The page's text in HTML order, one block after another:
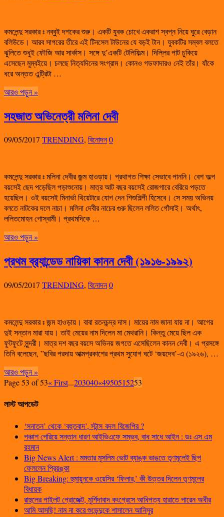
কমলেন্দু সরকার ঃ নব্বুই দশকের শুরু। একটি যুবক চোখে একরাশ স্বপ্ন নিয়ে ঘুরে বেড়ান
বলিউডে। আরব সাগরের তীরে এই টিনসেল টাউনের যে বড়ই টান। যুবকটির সম্বল বলতে
ঝুলিতে শুধুই ফৌজি আর সার্কাস। সঙ্গে দু’একটি টেলিফিল্ম। দিল্লির পাট চুকিয়ে
এসেছেন মুম্বইয়ে। চলছে নিত্যদিনের সংগ্রাম। কোনও গডফাদারও নেই তাঁর। যাঁকে
ধরে অন্তত এন্ট্রিটা …
আরও পড়ুন »
সহজাত অভিনেত্রী মলিনা দেবী
09/05/2017 TRENDING, বিনোদন0
কমলেন্দু সরকার ঃ মলিনা দেবীর জন্ম হাওড়ায়। প্রথাগত শিক্ষা সেভাবে পাননি। বেশ অল্প
বয়সেই ছেদ পড়েছিল পড়াশুনোয়। মাত্র আট বছর বয়সেই রোজগারে বেরিয়ে পড়তে
হয়েছিল। ওই বয়সেই মিনার্ভা থিয়েটারে যোগ দেন শিশুশিল্পী হিসেবে। সে সময় অভিনয়
বলতে নাটকের দলে নাচা। মলিনা দেবীর নাচের গুরু ছিলেন ললিত গোঁসাই। অর্থাৎ,
ললিতমোহন গোস্বামী। প্রথমদিকে …
আরও পড়ুন »
প্রথম ব্র‍্যান্ডেড নায়িকা কানন দেবী (১৯১৬-১৯৯২)
09/05/2017 TRENDING, বিনোদন0
কমলেন্দু সরকার ঃ জন্ম হাওড়ায়। বাবা রতনচন্দ্র দাস। মায়ের নাম জানা যায় না। আগের
দুই সন্তান মারা যায়। তাই মেয়ের নাম দিলেন মা মেথরানি। কিন্তু মেয়ে ছিল এক
ফুটফুটে সুন্দরী। মাত্র দশ বছর বয়সে অভিনয় জগতে এসেছিলেন কানন দেবী। এ প্রসঙ্গে
তিনি বলেছেন, ”ছবির পরদায় আত্মপ্রকাশের প্রথম সুযোগ ঘটে ‘জয়দেব’-এ (১৯২৬), …
আরও পড়ুন »
Page 53 of 53« First...203040«4950515253
লাস্ট আপডেট
‘সনাতন’ থেকে ‘বহুতবাদ’, স্টান্স বদল বিজেপির ?
পঞ্চাশ পেরিয়ে সন্তান ধারণ আইভিএফে সম্ভব, বাধ সাধে আইন : ডঃ এস এম
রহমান
Big News Alert : মমতার মুসলিম ভোট ব্যাঙ্ক ভাঙতে তৃণমূলেই ছিপ
ফেললেন প্রিয়ঙ্কা
Big Breaking: হুমায়ুনকে ওয়েসির ‘ফিলার,’ কী উত্তর দিলেন তৃণমূলের
বিধায়ক
রাহুলের পাইলট প্রোজেক্ট, মুর্শিদাবাদ কংগ্রেসে আধিপত্য হারাতে পারেন অধীর
আমি আসছি! নাম না করে শুভেন্দুকে শাসালেন আনিসুর